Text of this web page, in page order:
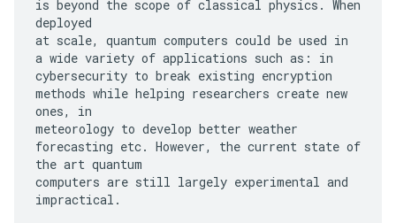
is beyond the scope of classical physics. When
deployed
at scale, quantum computers could be used in
a wide variety of applications such as: in
cybersecurity to break existing encryption
methods while helping researchers create new
ones, in
meteorology to develop better weather
forecasting etc. However, the current state of
the art quantum
computers are still largely experimental and